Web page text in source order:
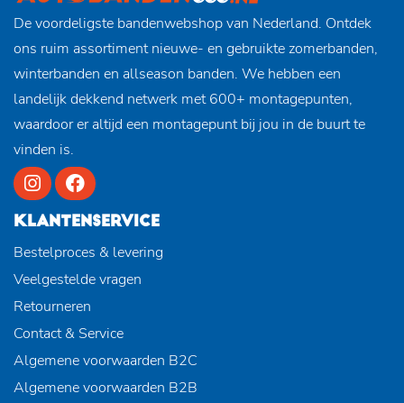
De voordeligste bandenwebshop van Nederland. Ontdek
ons ruim assortiment nieuwe- en gebruikte zomerbanden,
winterbanden en allseason banden. We hebben een
landelijk dekkend netwerk met 600+ montagepunten,
waardoor er altijd een montagepunt bij jou in de buurt te
vinden is.
KLANTENSERVICE
Bestelproces & levering
Veelgestelde vragen
Retourneren
Contact & Service
Algemene voorwaarden B2C
Algemene voorwaarden B2B